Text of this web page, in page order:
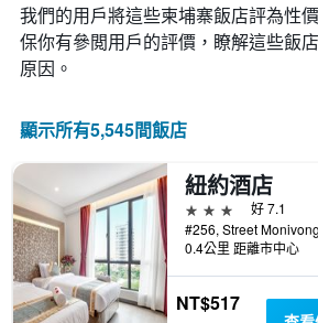
各
天
此
圖
有
軸，
顯
示
房
間
的
變
化
情
此
圖
表
個
X
軸，
顯
示
我們的用戶將這些柬埔寨飯店評為性
保你有參閲用戶的評價，瞭解這些飯
原因。
顯示所有5,545間飯店
紐約酒店
3星級
好 7.1
0.4公里 距離市中心
NT$517